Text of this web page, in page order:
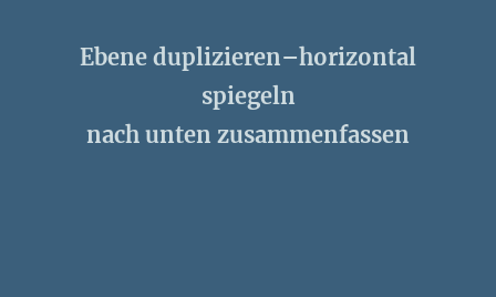
Ebene duplizieren–horizontal
spiegeln
nach unten zusammenfassen